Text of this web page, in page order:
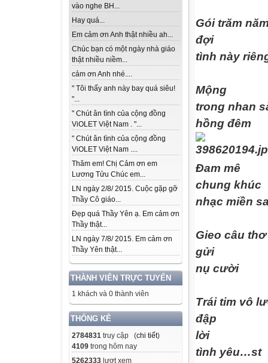
vào nghe BH...
Hay quá...
Em cảm ơn Anh thật nhiều ah...
Chúc bạn có một ngày nhà giáo
thật nhiều niềm...
cảm ơn Anh nhé....
" Tôi thấy anh này bay quá siêu!
"...
" Chút ân tình của cộng đồng
ViOLET Việt Nam . "...
" Chút ân tình của cộng đồng
ViOLET Việt Nam ....
Thăm em! Chị Cảm ơn em
Lương Tửu Chúc em...
LN ngày 2/8/ 2015. Cuộc gặp gỡ
Thầy Cô giáo...
Đẹp quá Thầy Yên ạ. Em cảm ơn
Thầy thật...
LN ngày 7/8/ 2015. Em cảm ơn
Thầy Yên thật...
THÀNH VIÊN TRỰC TUYẾN
1 khách và 0 thành viên
THỐNG KÊ
2784831 truy cập (chi tiết)
4109 trong hôm nay
5262333 lượt xem
Gói trăm
đợi
tình này
Mộng
trong nhan
hồng đêm
Đam mê
chung khúc
nhạc miền
Gieo câu thơ
gửi
nụ cười
Trái tim vô
đập
lời
tình yêu…st